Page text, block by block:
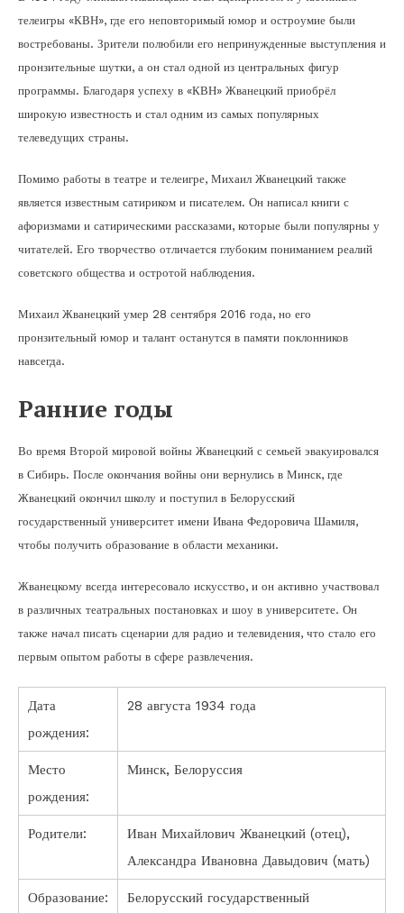
телеигры «КВН», где его неповторимый юмор и остроумие были
востребованы. Зрители полюбили его непринужденные выступления и
пронзительные шутки, а он стал одной из центральных фигур
программы. Благодаря успеху в «КВН» Жванецкий приобрёл
широкую известность и стал одним из самых популярных
телеведущих страны.
Помимо работы в театре и телеигре, Михаил Жванецкий также
является известным сатириком и писателем. Он написал книги с
афоризмами и сатирическими рассказами, которые были популярны у
читателей. Его творчество отличается глубоким пониманием реалий
советского общества и остротой наблюдения.
Михаил Жванецкий умер 28 сентября 2016 года, но его
пронзительный юмор и талант останутся в памяти поклонников
навсегда.
Ранние годы
Во время Второй мировой войны Жванецкий с семьей эвакуировался
в Сибирь. После окончания войны они вернулись в Минск, где
Жванецкий окончил школу и поступил в Белорусский
государственный университет имени Ивана Федоровича Шамиля,
чтобы получить образование в области механики.
Жванецкому всегда интересовало искусство, и он активно участвовал
в различных театральных постановках и шоу в университете. Он
также начал писать сценарии для радио и телевидения, что стало его
первым опытом работы в сфере развлечения.
Дата
рождения:
28 августа 1934 года
Место
рождения:
Минск, Белоруссия
Родители:
Иван Михайлович Жванецкий (отец),
Александра Ивановна Давыдович (мать)
Образование:
Белорусский государственный